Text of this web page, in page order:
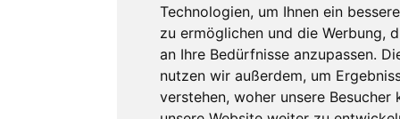
Technologien, um Ihnen ein
zu ermöglichen und die Werbung,
an Ihre Bedürfnisse anzupassen.
nutzen wir außerdem, um
verstehen, woher unsere Besucher